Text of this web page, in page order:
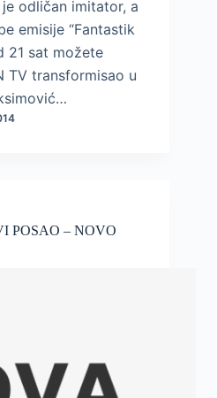
odličan imitator, a
emisije “Fantastik
21 sat možete
TV transformisao u
POSAO – NOVO